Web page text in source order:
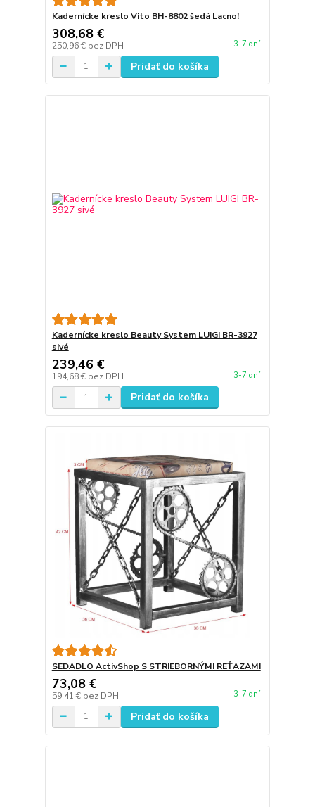
Kadernícke kreslo Vito BH-8802 šedá Lacno!
308,68 €
250,96 € bez DPH 3-7 dní
Pridať do košíka
Kadernícke kreslo Beauty System LUIGI BR-3927
sivé
239,46 €
194,68 € bez DPH 3-7 dní
Pridať do košíka
SEDADLO ActivShop S STRIEBORNÝMI REŤAZAMI
73,08 €
59,41 € bez DPH 3-7 dní
Pridať do košíka